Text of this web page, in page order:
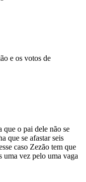
e os votos de
que o pai dele não se
que se afastar seis
caso Zezão tem que
uma vez pelo uma vaga